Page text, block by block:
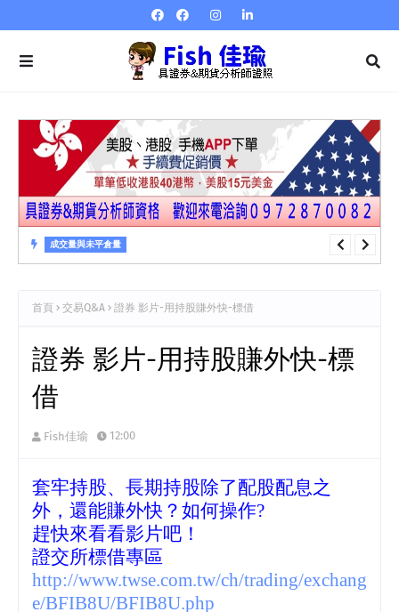
成交量與未平倉量
成交量與未平倉量 第21章 成交量指標…人氣指標OBV
首頁 交易Q&A 證券 影片-用持股賺外快-標借
證券 影片-用持股賺外快-標
借
Fish佳瑜 12:00
套牢持股、長期持股除了配股配息之
外，還能賺外快？如何操作?
趕快來看看影片吧！
證交所標借專區
http://www.twse.com.tw/ch/trading/exchang
e/BFIB8U/BFIB8U.php